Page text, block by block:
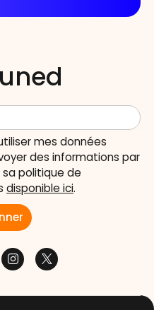
mes données
des informations par
politique de
disponible ici.